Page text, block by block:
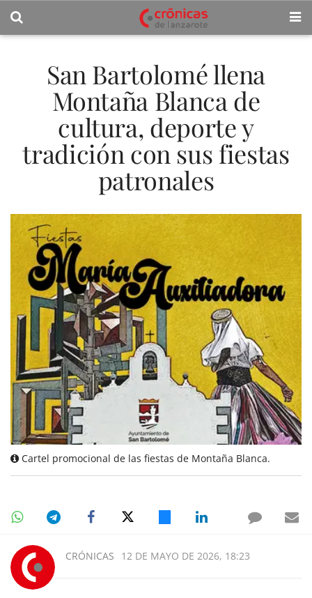
San Bartolomé llena
Montaña Blanca de
cultura, deporte y
tradición con sus fiestas
patronales
Cartel promocional de las fiestas de Montaña Blanca.
CRÓNICAS 12 DE MAYO DE 2026, 18:23